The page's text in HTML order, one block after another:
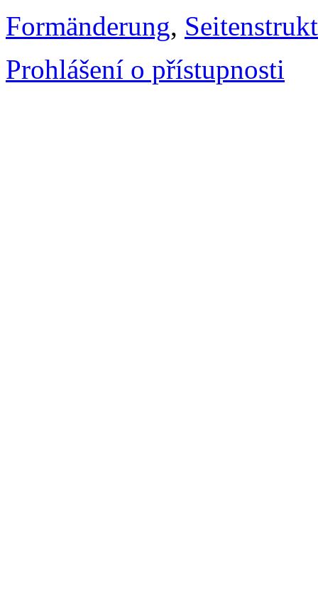
Formänderung,
Prohlášení o přístupnosti